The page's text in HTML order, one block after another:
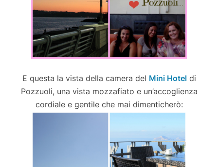
E questa la vista della camera del Mini Hoteldi
Pozzuoli, una vista mozzafiato e un’accoglienza
cordiale e gentile che mai dimenticherò: